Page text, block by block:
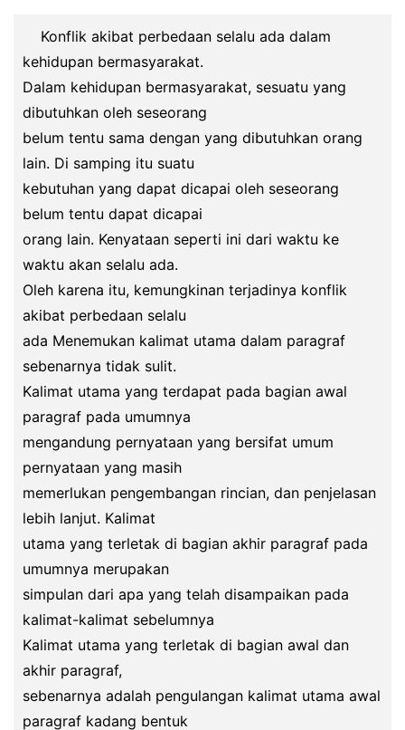
Konflik akibat perbedaan selalu ada dalam
kehidupan bermasyarakat.
Dalam kehidupan bermasyarakat, sesuatu yang
dibutuhkan oleh seseorang
belum tentu sama dengan yang dibutuhkan orang
lain. Di samping itu suatu
kebutuhan yang dapat dicapai oleh seseorang
belum tentu dapat dicapai
orang lain. Kenyataan seperti ini dari waktu ke
waktu akan selalu ada.
Oleh karena itu, kemungkinan terjadinya konflik
akibat perbedaan selalu
ada Menemukan kalimat utama dalam paragraf
sebenarnya tidak sulit.
Kalimat utama yang terdapat pada bagian awal
paragraf pada umumnya
mengandung pernyataan yang bersifat umum
pernyataan yang masih
memerlukan pengembangan rincian, dan penjelasan
lebih lanjut. Kalimat
utama yang terletak di bagian akhir paragraf pada
umumnya merupakan
simpulan dari apa yang telah disampaikan pada
kalimat-kalimat sebelumnya
Kalimat utama yang terletak di bagian awal dan
akhir paragraf,
sebenarnya adalah pengulangan kalimat utama awal
paragraf kadang bentuk